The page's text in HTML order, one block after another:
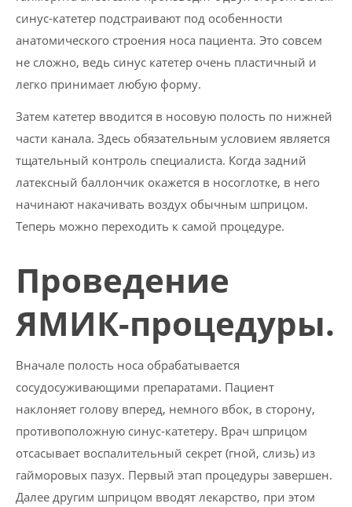
синус-катетер подстраивают под особенности
анатомического строения носа пациента. Это совсем
не сложно, ведь синус катетер очень пластичный и
легко принимает любую форму.
Затем катетер вводится в носовую полость по нижней
части канала. Здесь обязательным условием является
тщательный контроль специалиста. Когда задний
латексный баллончик окажется в носоглотке, в него
начинают накачивать воздух обычным шприцом.
Теперь можно переходить к самой процедуре.
Проведение
ЯМИК-процедуры.
Вначале полость носа обрабатывается
сосудосуживающими препаратами. Пациент
наклоняет голову вперед, немного вбок, в сторону,
противоположную синус-катетеру. Врач шприцом
отсасывает воспалительный секрет (гной, слизь) из
гайморовых пазух. Первый этап процедуры завершен.
Далее другим шприцом вводят лекарство, при этом